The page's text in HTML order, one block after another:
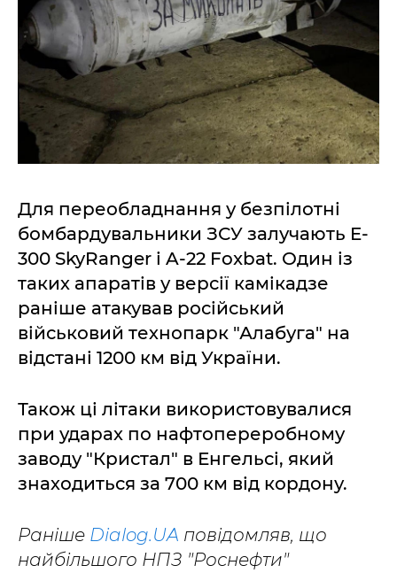
Для переобладнання у безпілотні
бомбардувальники ЗСУ залучають E-
300 SkyRanger і A-22 Foxbat. Один із
таких апаратів у версії камікадзе
раніше атакував російський
військовий технопарк "Алабуга" на
відстані 1200 км від України.
Також ці літаки використовувалися
при ударах по нафтопереробному
заводу "Кристал" в Енгельсі, який
знаходиться за 700 км від кордону.
Раніше Dialog.UA повідомляв, що
найбільшого НПЗ "Роснефти"